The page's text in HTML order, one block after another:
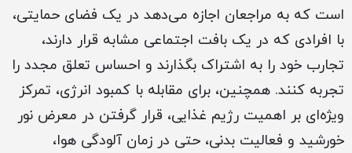
است که به مراجعان اجازه می‌دهد در یک فضای حمایتی،
با افرادی که در یک بافت اجتماعی مشابه قرار دارند،
تجارب خود را به اشتراک بگذارند و احساس تعلق مجدد را
تجربه کنند. همچنین، برای مقابله با کمبود انرژی، تمرکز
ویژه‌ای بر اهمیت رژیم غذایی، قرار گرفتن در معرض نور
خورشید و فعالیت بدنی، حتی در زمان آلودگی هوا،